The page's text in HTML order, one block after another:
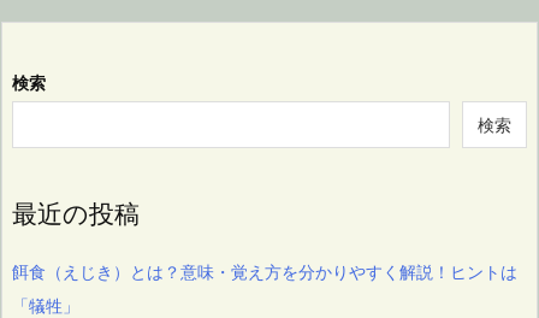
検索
検索
最近の投稿
餌食（えじき）とは？意味・覚え方を分かりやすく解説！ヒントは
「犠牲」